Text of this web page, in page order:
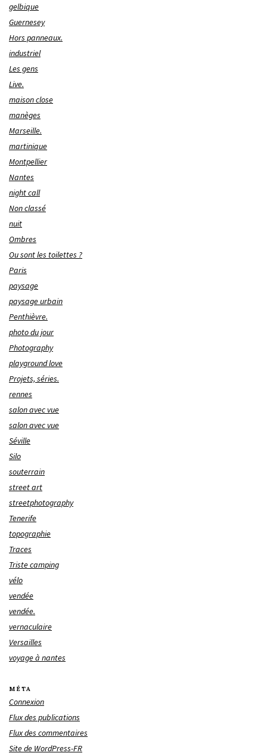
gelbique
Guernesey
Hors panneaux.
industriel
Les gens
Live.
maison close
manèges
Marseille.
martinique
Montpellier
Nantes
night call
Non classé
nuit
Ombres
Ou sont les toilettes ?
Paris
paysage
paysage urbain
Penthièvre.
photo du jour
Photography
playground love
Projets, séries.
rennes
salon avec vue
salon avec vue
Séville
Silo
souterrain
street art
streetphotography
Tenerife
topographie
Traces
Triste camping
vélo
vendée
vendée.
vernaculaire
Versailles
voyage à nantes
MÉTA
Connexion
Flux des publications
Flux des commentaires
Site de WordPress-FR